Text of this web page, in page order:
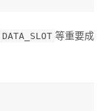
DATA_SLOT 等重要成